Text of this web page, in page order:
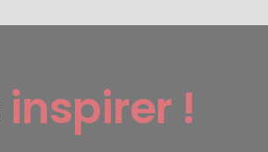
inspirer !